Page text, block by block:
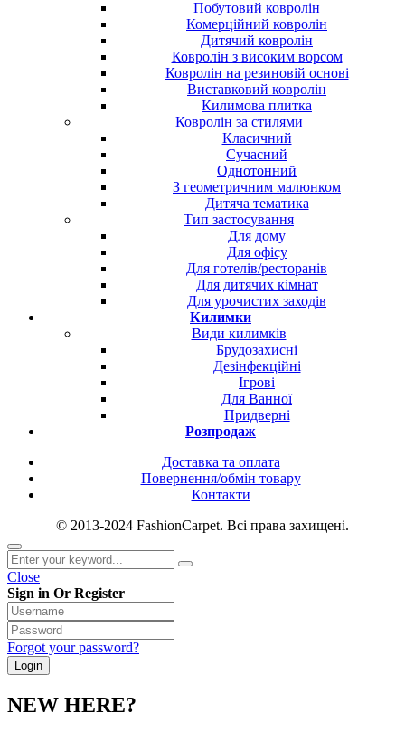
Побутовий ковролін
Комерційний ковролін
Дитячий ковролін
Ковролін з високим ворсом
Ковролін на резиновій основі
Виставковий ковролін
Килимова плитка
Ковролін за стилями
Класичний
Сучасний
Однотонний
З геометричним малюнком
Дитяча тематика
Тип застосування
Для дому
Для офісу
Для готелів/ресторанів
Для дитячих кімнат
Для урочистих заходів
Килимки
Види килимків
Брудозахисні
Дезінфекційні
Ігрові
Для Ванної
Придверні
Розпродаж
Доставка та оплата
Повернення/обмін товару
Контакти
© 2013-2024 FashionCarpet. Всі права захищені.
Close
Sign in Or Register
Forgot your password?
NEW HERE?